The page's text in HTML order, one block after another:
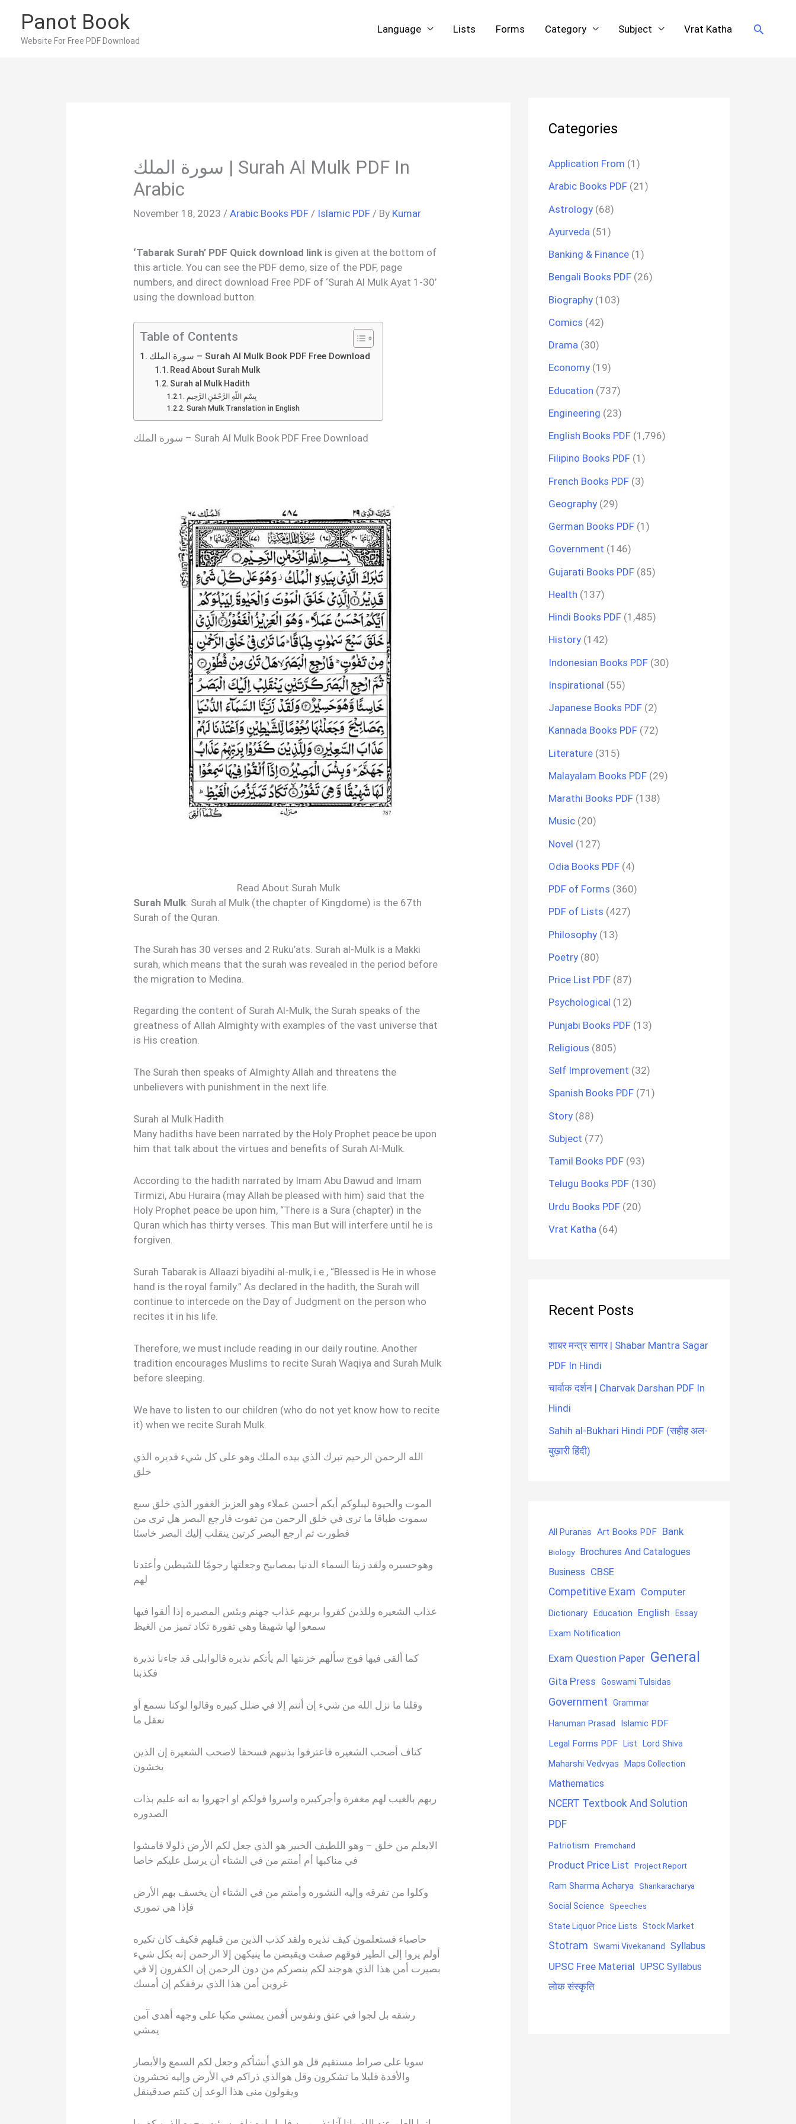
content
Panot Book
Website For Free PDF Download
Language Lists Forms Category Subject Vrat Katha Search
سورة الملك | Surah Al Mulk PDF In
Arabic
November 18, 2023 /Arabic Books PDF / Islamic PDF / By Kumar
‘Tabarak Surah’ PDF Quick download link is given at the bottom of
this article. You can see the PDF demo, size of the PDF, page
numbers, and direct download Free PDF of ‘Surah Al Mulk Ayat 1-30’
using the download button.
Table of Contents
سورة الملك – Surah Al Mulk Book PDF Free Download
Read About Surah Mulk
Surah al Mulk Hadith
بِسْمِ اللَّهِ الرَّحْمَٰنِ الرَّحِيمِ
Surah Mulk Translation in English
سورة الملك – Surah Al Mulk Book PDF Free Download
Read About Surah Mulk
Surah Mulk: Surah al Mulk (the chapter of Kingdome) is the 67th
Surah of the Quran.
The Surah has 30 verses and 2 Ruku’ats. Surah al-Mulk is a Makki
surah, which means that the surah was revealed in the period before
the migration to Medina.
Regarding the content of Surah Al-Mulk, the Surah speaks of the
greatness of Allah Almighty with examples of the vast universe that
is His creation.
The Surah then speaks of Almighty Allah and threatens the
unbelievers with punishment in the next life.
Surah al Mulk Hadith
Many hadiths have been narrated by the Holy Prophet peace be upon
him that talk about the virtues and benefits of Surah Al-Mulk.
According to the hadith narrated by Imam Abu Dawud and Imam
Tirmizi, Abu Huraira (may Allah be pleased with him) said that the
Holy Prophet peace be upon him, “There is a Sura (chapter) in the
Quran which has thirty verses. This man But will interfere until he is
forgiven.
Surah Tabarak is Allaazi biyadihi al-mulk, i.e., “Blessed is He in whose
hand is the royal family.” As declared in the hadith, the Surah will
continue to intercede on the Day of Judgment on the person who
recites it in his life.
Therefore, we must include reading in our daily routine. Another
tradition encourages Muslims to recite Surah Waqiya and Surah Mulk
before sleeping.
We have to listen to our children (who do not yet know how to recite
it) when we recite Surah Mulk.
الله الرحمن الرحيم تبرك الذي بيده الملك وهو على كل شيء قديره الذي
خلق
الموت والحيوة ليبلوكم أيكم أحسن عملاء وهو العزيز الغفور الذي خلق سبع
سموت طباقا ما ترى في خلق الرحمن من تفوت فارجع البصر هل ترى من
فطورت ثم ارجع البصر كرتين ينقلب إليك البصر خاسئا
وهوحسيره ولقد زينا السماء الدنيا بمصابيح وجعلتها رجومًا للشيطين وأعتدنا
لهم
عذاب الشعيره وللذين كفروا بربهم عذاب جهنم وبئس المصيره إذا ألقوا فيها
سمعوا لها شهيقا وهي تفورة تكاد تميز من الغيظ
كما ألقى فيها فوج سألهم خزنتها الم يأتكم نذيره قالوابلى قد جاءنا نذيرة
فكذبنا
وقلنا ما نزل الله من شيء إن أنتم إلا في ضلل كبيره وقالوا لوكنا نسمع أو
نعقل ما
كتاف أصحب الشعيره فاعترفوا بذنبهم فسحقا لاصحب الشعيرة إن الذين
يخشون
ربهم بالغيب لهم مغفرة وأجركبيره واسروا قولكم او اجهروا به انه عليم بذات
الصدوره
الايعلم من خلق – وهو اللطيف الخبير هو الذي جعل لكم الأرض ذلولا فامشوا
في مناكبها أم أمنتم من في الشتاء أن يرسل عليكم خاصا
وكلوا من تفرقه وإليه النشوره وأمنتم من في الشتاء أن يخسف بهم الأرض
فإذا هي تموري
حاصباء فستعلمون كيف نذيره ولقد كذب الذين من قبلهم فكيف كان تكيره
أولم يروا إلى الطير فوقهم صفت ويقبضن ما ينيكهن إلا الرحمن إنه بكل شيء
بصيرت أمن هذا الذي هوجند لكم ينصركم من دون الرحمن إن الكفرون إلا في
غروين أمن هذا الذي يرفقكم إن أمسك
رشقه بل لجوا في عتق ونفوس أفمن يمشي مكبا على وجهه أهدى آمن
يمشي
سويا على صراط مستقيم قل هو الذي أنشأكم وجعل لكم السمع والأبصار
والأفدة قليلا ما تشكرون وقل هوالذي ذراكم في الأرض وإليه تحشرون
ويقولون منى هذا الوعد إن كنتم صدقينقل
Categories
Application From (1)
Arabic Books PDF (21)
Astrology (68)
Ayurveda (51)
Banking & Finance (1)
Bengali Books PDF (26)
Biography (103)
Comics (42)
Drama (30)
Economy (19)
Education (737)
Engineering (23)
English Books PDF (1,796)
Filipino Books PDF (1)
French Books PDF (3)
Geography (29)
German Books PDF (1)
Government (146)
Gujarati Books PDF (85)
Health (137)
Hindi Books PDF (1,485)
History (142)
Indonesian Books PDF (30)
Inspirational (55)
Japanese Books PDF (2)
Kannada Books PDF (72)
Literature (315)
Malayalam Books PDF (29)
Marathi Books PDF (138)
Music (20)
Novel (127)
Odia Books PDF (4)
PDF of Forms (360)
PDF of Lists (427)
Philosophy (13)
Poetry (80)
Price List PDF (87)
Psychological (12)
Punjabi Books PDF (13)
Religious (805)
Self Improvement (32)
Spanish Books PDF (71)
Story (88)
Subject (77)
Tamil Books PDF (93)
Telugu Books PDF (130)
Urdu Books PDF (20)
Vrat Katha (64)
Recent Posts
शाबर मन्त्र सागर | Shabar Mantra Sagar
PDF In Hindi
चार्वाक दर्शन | Charvak Darshan PDF In
Hindi
Sahih al-Bukhari Hindi PDF (सहीह अल-
बुख़ारी हिंदी)
All Puranas Art Books PDF Bank
Biology
Brochures And Catalogues
Business CBSE
Competitive Exam Computer
Dictionary Education English Essay
Exam Notification
Exam Question Paper General
Gita Press Goswami Tulsidas
Government Grammar
Hanuman Prasad
Islamic PDF
Legal Forms PDF List Lord Shiva
Maharshi Vedvyas Maps Collection
Mathematics
NCERT Textbook And Solution
PDF
Patriotism Premchand
Product Price List Project Report
Ram Sharma Acharya Shankaracharya
Social Science Speeches
State Liquor Price Lists Stock Market
Stotram Swami Vivekanand Syllabus
UPSC Free Material UPSC Syllabus
लोक संस्कृति